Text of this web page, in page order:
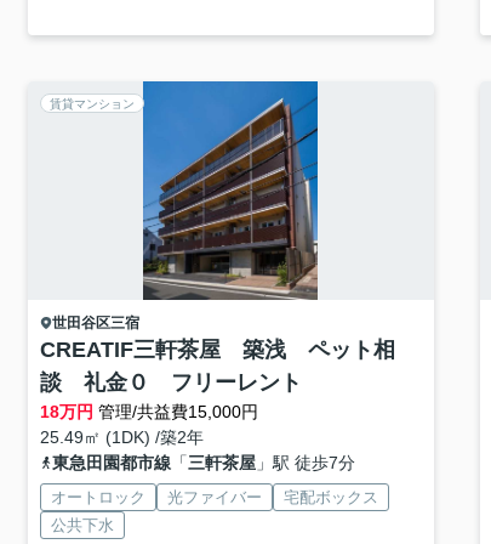
賃貸マンション
世田谷区三宿
CREATIF三軒茶屋 築浅 ペット相
談 礼金０ フリーレント
18万円 管理/共益費15,000円
25.49㎡ (1DK) /築2年
東急田園都市線「三軒茶屋」駅 徒歩7分
オートロック 光ファイバー
宅配ボックス
公共下水